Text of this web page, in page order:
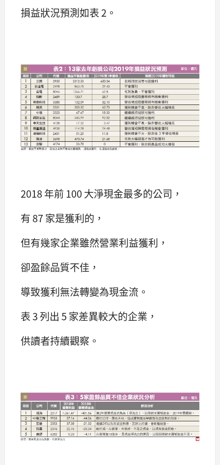
損益狀況預測如表 2。
2018 年前 100 大淨現金最多的公司，
有 87 家是獲利的，
但有幾家企業雖然營業利益獲利，
卻盈餘品質不佳，
導致獲利無法轉變為現金流。
表 3 列出 5 家差異較大的企業，
供讀者持續觀察。